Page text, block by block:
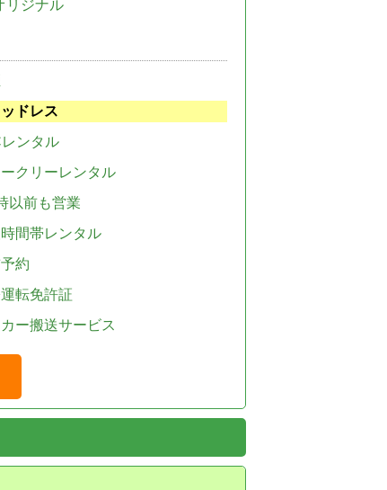
リジナル
ドレス
ンタル
クリーレンタル
以前も営業
間帯レンタル
約
転免許証
ー搬送サービス